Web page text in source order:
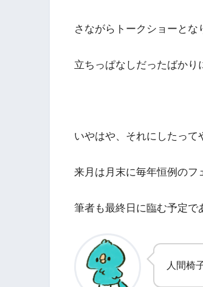
さながらトークショーとな
立ちっぱなしだったばかり
いやはや、それにしたって
来月は月末に毎年恒例のフ
筆者も最終日に臨む予定で
人間椅